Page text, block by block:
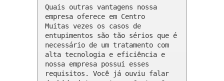
Quais outras vantagens nossa
empresa oferece em Centro
Muitas vezes os casos de
entupimentos são tão sérios que é
necessário de um tratamento com
alta tecnologia e eficiência e
nossa empresa possui esses
requisitos. Você já ouviu falar